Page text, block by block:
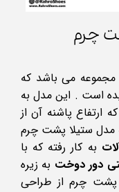
چرم
می باشد که
است . این مدل به
ارتفاع پاشنه آن از
مدل ستیلا پشت چرم
به کار رفته که با
دور دوخت به زیره
چرم از طراحی